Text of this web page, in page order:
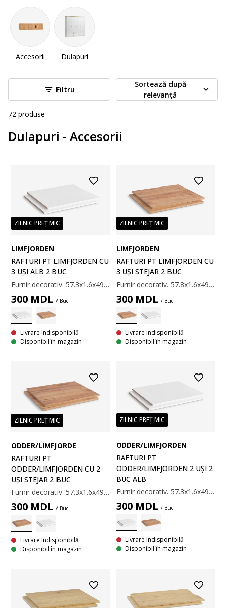
Accesorii Dulapuri
Filtru
Sortează după
relevanță
72 produse
Dulapuri - Accesorii
ZILNIC PREȚ MIC
LIMFJORDEN
RAFTURI PT LIMFJORDEN CU
3 UȘI ALB 2 BUC
Furnir decorativ. 57.3x1.6x49.8 cm
300 MDL / Buc
Livrare Indisponibilă
Disponibil în magazin
ZILNIC PREȚ MIC
LIMFJORDEN
RAFTURI PT LIMFJORDEN CU
3 UȘI STEJAR 2 BUC
Furnir decorativ. 57.8x1.6x49.8 cm
300 MDL / Buc
Livrare Indisponibilă
Disponibil în magazin
ZILNIC PREȚ MIC
ODDER/LIMFJORDE
RAFTURI PT
ODDER/LIMFJORDEN CU 2
UȘI STEJAR 2 BUC
Furnir decorativ. 57.3x1.6x49.8 cm
300 MDL / Buc
Livrare Indisponibilă
Disponibil în magazin
ZILNIC PREȚ MIC
ODDER/LIMFJORDEN
RAFTURI PT
ODDER/LIMFJORDEN 2 UȘI 2
BUC ALB
Furnir decorativ. 57.3x1.6x49.8 cm
300 MDL / Buc
Livrare Indisponibilă
Disponibil în magazin